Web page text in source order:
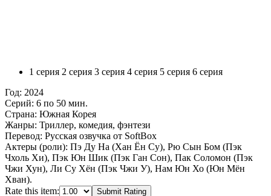
1 серия 2 серия 3 серия 4 серия 5 серия 6 серия
Год: 2024
Серий: 6 по 50 мин.
Страна: Южная Корея
Жанры: Триллер, комедия, фэнтези
Перевод: Русская озвучка от SoftBox
Актеры (роли): Пэ Ду На (Хан Ён Су), Рю Сын Бом (Пэк
Чхоль Хи), Пэк Юн Шик (Пэк Ган Сон), Пак Соломон (Пэк
Чжи Хун), Ли Су Хён (Пэк Чжи У), Нам Юн Хо (Юн Мён
Хван).
Rate this item:
Submit Rating